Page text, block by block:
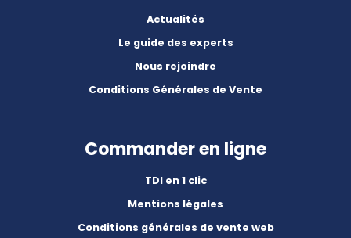
Actualités
Le guide des experts
Nous rejoindre
Conditions Générales de Vente
Commander en ligne
TDI en 1 clic
Mentions légales
Conditions générales de vente web